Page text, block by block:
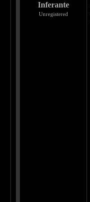
Inferante
Unregistered